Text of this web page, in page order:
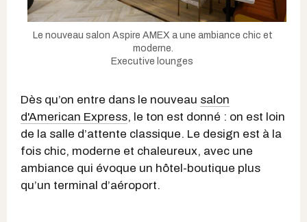
Le nouveau salon Aspire AMEX a une ambiance chic et
moderne.
Executive lounges
Dès qu’on entre dans le nouveau salon
d'American Express, le ton est donné : on est loin
de la salle d’attente classique. Le design est à la
fois chic, moderne et chaleureux, avec une
ambiance qui évoque un hôtel-boutique plus
qu’un terminal d’aéroport.